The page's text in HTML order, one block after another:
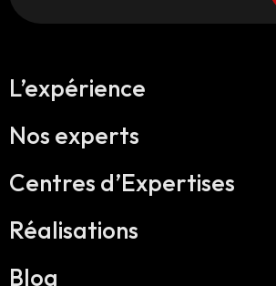
L’expérience
Nos experts
Centres d’Expertises
Réalisations
Blog